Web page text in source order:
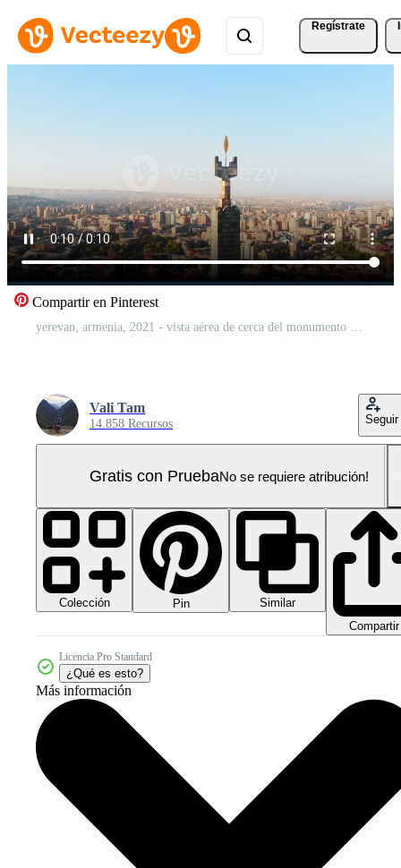
Regístrate
Compartir en Pinterest
yerevan, armenia, 2021 - vista aérea de cerca del monumento en la parte superior del complejo de cascadas en la capital de yerevan, armenia, destino de viaje de la región del cáucaso eurasia Vídeo Pro
Vali Tam
14.858 Recursos Seguir
Gratis con PruebaNo se requiere atribución!
Colección Pin
Similar
Compartir
Licencia Pro Standard
¿Qué es esto?
Más información